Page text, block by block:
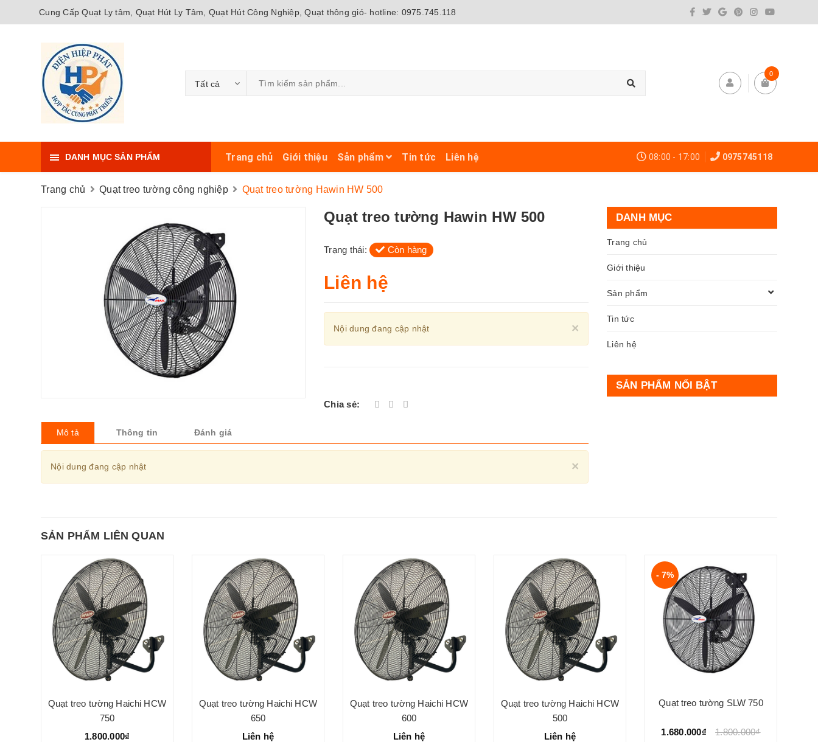
Cung Cấp Quạt Ly tâm, Quạt Hút Ly Tâm, Quạt Hút Công Nghiệp, Quạt thông gió- hotline: 0975.745.118
Tất cả
0
DANH MỤC SẢN PHẨM Trang chủ Giới thiệu Sản phẩm Tin tức Liên hệ 08:00 - 17:00 0975745118
Trang chủ Quạt treo tường công nghiệp Quạt treo tường Hawin HW 500
Quạt treo tường Hawin HW 500
Trạng thái: Còn hàng
Liên hệ
×
Nội dung đang cập nhật
Chia sẻ:
Mô tả Thông tin Đánh giá
×
Nội dung đang cập nhật
DANH MỤC
Trang chủ
Giới thiệu
Sản phẩm
Tin tức
Liên hệ
SẢN PHẨM NỔI BẬT
SẢN PHẨM LIÊN QUAN
Quạt treo tường Haichi HCW
750
1.800.000₫
Quạt treo tường Haichi HCW
650
Liên hệ
Quạt treo tường Haichi HCW
600
Liên hệ
Quạt treo tường Haichi HCW
500
Liên hệ
- 7%
Quạt treo tường SLW 750
1.680.000₫ 1.800.000₫